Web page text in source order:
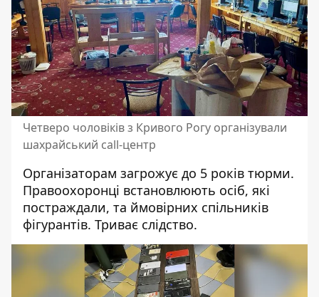
Четверо чоловіків з Кривого Рогу організували
шахрайський call-центр
Організаторам загрожує до 5 років тюрми.
Правоохоронці встановлюють осіб, які
постраждали, та ймовірних спільників
фігурантів. Триває слідство.